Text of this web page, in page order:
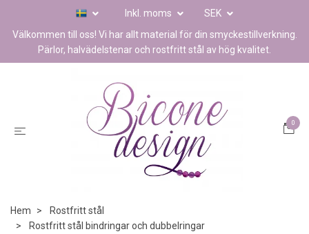
Inkl. moms
SEK
Välkommen till oss! Vi har allt material för din smyckestillverkning.
Pärlor, halvädelstenar och rostfritt stål av hög kvalitet.
0
Hem
Rostfritt stål
Rostfritt stål bindringar och dubbelringar